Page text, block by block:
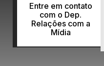
Entre em contato
com o Dep.
Relações com a
Mídia